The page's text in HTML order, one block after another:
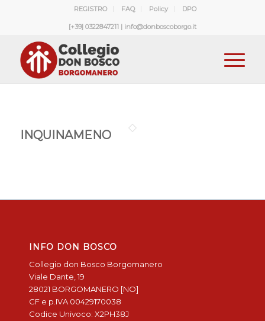
REGISTRO FAQ Policy DPO
[+39] 0322847211 | info@donboscoborgo.it
INQUINAMENO
INFO DON BOSCO
Collegio don Bosco Borgomanero
Viale Dante, 19
28021 BORGOMANERO [NO]
CF e p.IVA 00429170038
Codice Univoco: X2PH38J